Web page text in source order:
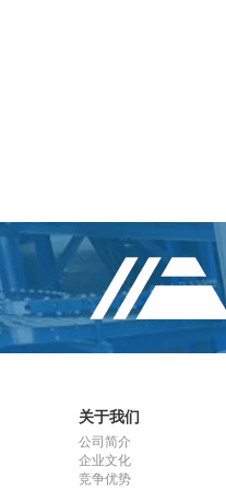
关于我们
公司简介
企业文化
竞争优势